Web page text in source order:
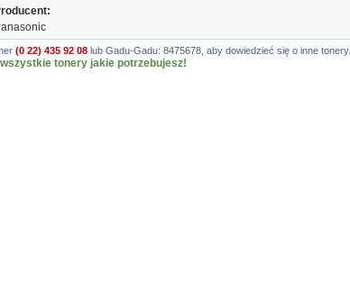
(0 22) 435 92 08lub Gadu-Gadu: 8475678, aby dowiedzieć się o inne tonery.
tonery jakie potrzebujesz!